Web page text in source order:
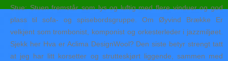
Stue: Stuen fremstår som lys og luftig med flere vinduer og god
plass til sofa- og spisebordsgruppe. Om Øyvind Brække Er
velkjent som trombonist, komponist og orkesterleder i jazzmiljøet.
Sjekk her Hva er Aclima DesignWool? Den siste betyr strengt tatt
at jeg har litt korsetter og strutteskjørt liggende, sammen med